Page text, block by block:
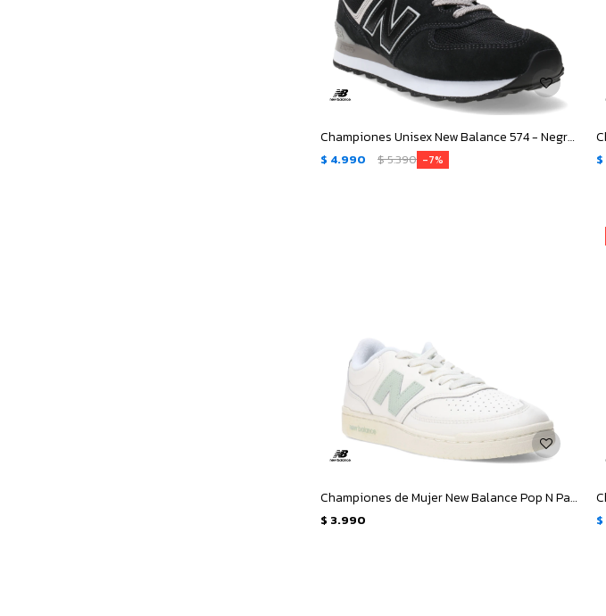
Championes Unisex New Balance 574 - Negro - Gris
$ 4.990 $5.390 7 $
Championes de Mujer New Balance Pop N Pack Leather - Beige - Verde
$ 3.990 $